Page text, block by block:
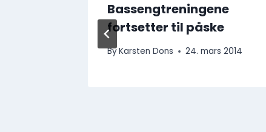
Bassengtreningene
fortsetter til påske
ByKarsten Dons 24. mars 2014